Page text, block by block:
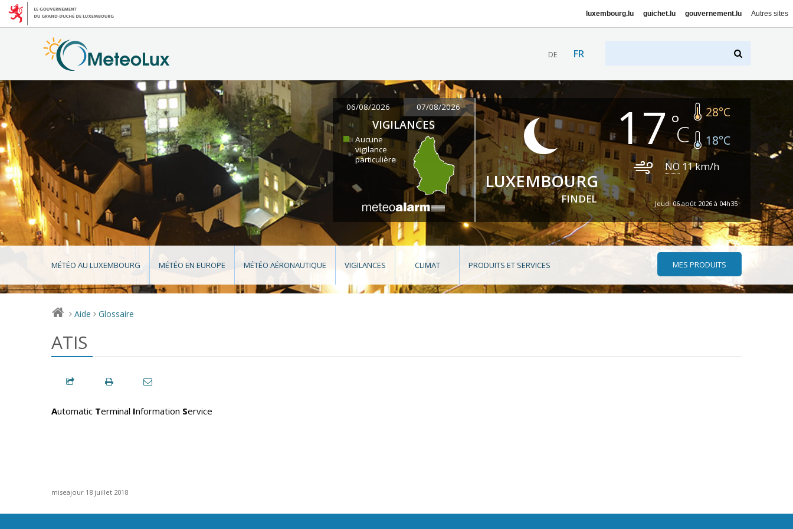
luxembourg.lu guichet.lu gouvernement.lu Autres sites
DE FR
06/08/2026 07/08/2026
VIGILANCES
Aucune
vigilance
particulière
LUXEMBOURG
FINDEL
17 28°C
18°C
NO 11km/h
Jeudi 06 août 2026 à 04h35
MÉTÉO AU LUXEMBOURG MÉTÉO EN EUROPE MÉTÉO AÉRONAUTIQUE VIGILANCES CLIMAT PRODUITS ET SERVICES MES PRODUITS
> Aide > Glossaire
ATIS
Automatic Terminal Information Service
miseajour 18 juillet 2018